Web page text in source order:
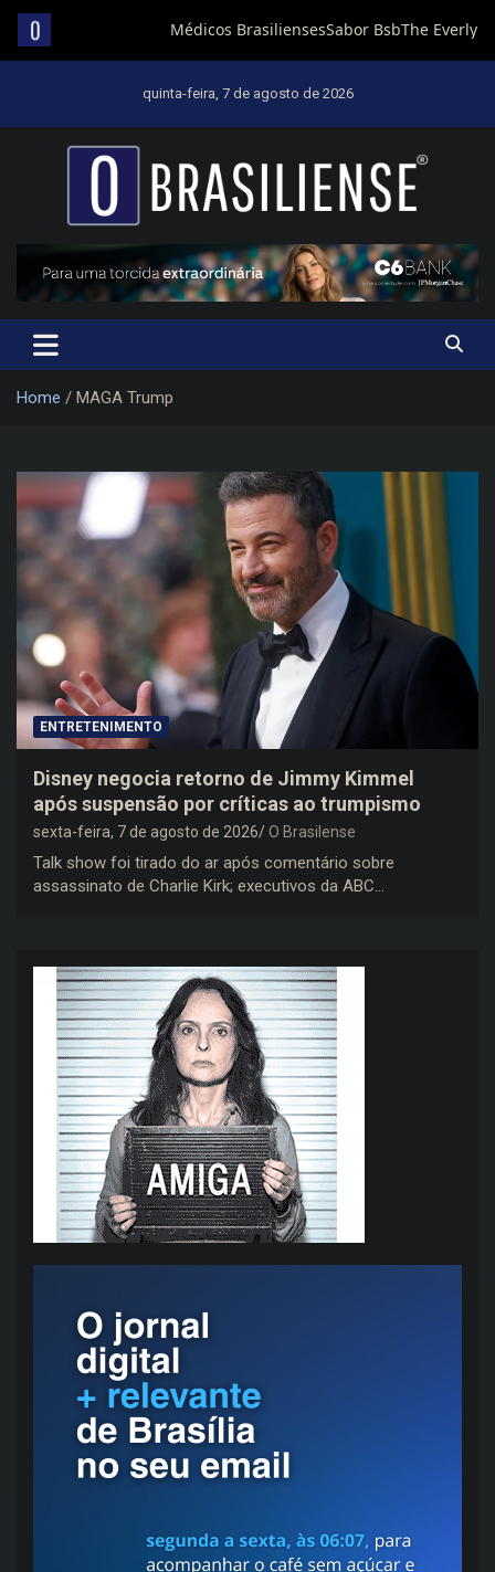
quinta-feira, 7 de agosto de 2026
Um diário de notícias que trabalha por Brasília
Home MAGA Trump
ENTRETENIMENTO
Disney negocia retorno de Jimmy Kimmel
após suspensão por críticas ao trumpismo
sexta-feira, 7 de agosto de 2026 O Brasilense
Talk show foi tirado do ar após comentário sobre
assassinato de Charlie Kirk; executivos da ABC…